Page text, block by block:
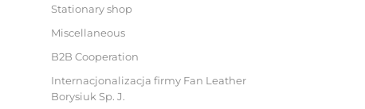
Stationary shop
Miscellaneous
B2B Cooperation
Internacjonalizacja firmy Fan Leather
Borysiuk Sp. J.